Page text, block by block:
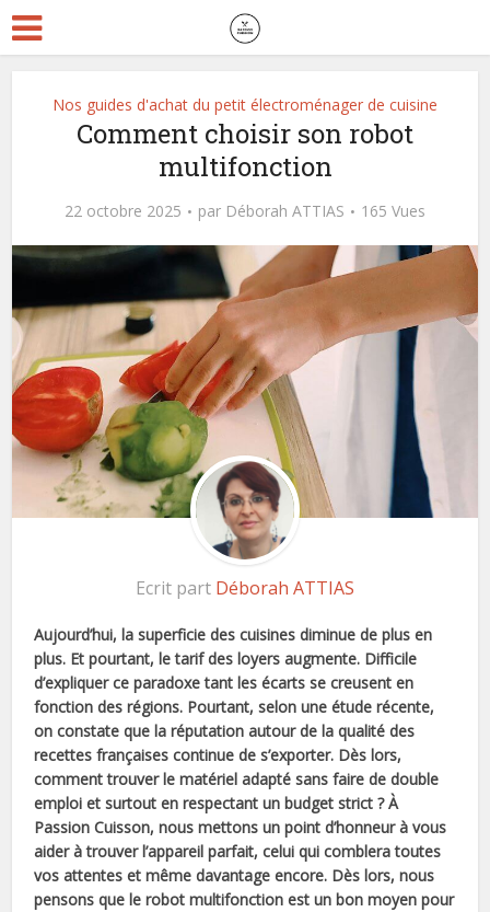
Nos guides d'achat du petit électroménager de cuisine
Comment choisir son robot
multifonction
22 octobre 2025 par Déborah ATTIAS 165 Vues
Ecrit part Déborah ATTIAS
Aujourd’hui, la superficie des cuisines diminue de plus en
plus. Et pourtant, le tarif des loyers augmente. Difficile
d’expliquer ce paradoxe tant les écarts se creusent en
fonction des régions. Pourtant, selon une étude récente,
on constate que la réputation autour de la qualité des
recettes françaises continue de s’exporter. Dès lors,
comment trouver le matériel adapté sans faire de double
emploi et surtout en respectant un budget strict ? À
Passion Cuisson, nous mettons un point d’honneur à vous
aider à trouver l’appareil parfait, celui qui comblera toutes
vos attentes et même davantage encore. Dès lors, nous
pensons que le robot multifonction est un bon moyen pour